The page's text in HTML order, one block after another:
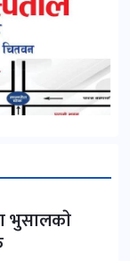
भुसालकाे